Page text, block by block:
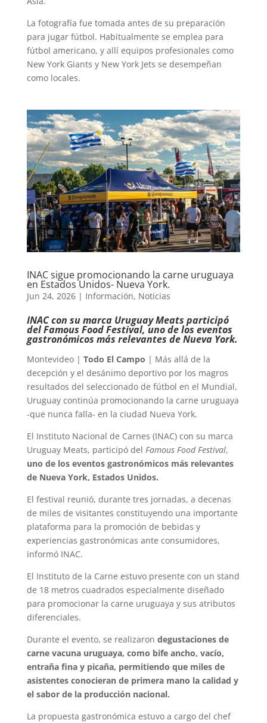
La fotografía fue tomada antes de su preparación
para jugar fútbol. Habitualmente se emplea para
fútbol americano, y allí equipos profesionales como
New York Giants y New York Jets se desempeñan
como locales.
INAC sigue promocionando la carne uruguaya
en Estados Unidos- Nueva York.
Jun 24, 2026| Información, Noticias
INAC con su marca Uruguay Meats participó
del Famous Food Festival, uno de los eventos
gastronómicos más relevantes de Nueva York.
Montevideo | Todo El Campo | Más allá de la
decepción y el desánimo deportivo por los magros
resultados del seleccionado de fútbol en el Mundial,
Uruguay continúa promocionando la carne uruguaya
-que nunca falla- en la ciudad Nueva York.
El Instituto Nacional de Carnes (INAC) con su marca
Uruguay Meats, participó del Famous Food Festival,
uno de los eventos gastronómicos más relevantes
de Nueva York, Estados Unidos.
El festival reunió, durante tres jornadas, a decenas
de miles de visitantes constituyendo una importante
plataforma para la promoción de bebidas y
experiencias gastronómicas ante consumidores,
informó INAC.
El Instituto de la Carne estuvo presente con un stand
de 18 metros cuadrados especialmente diseñado
para promocionar la carne uruguaya y sus atributos
diferenciales.
Durante el evento, se realizaron degustaciones de
carne vacuna uruguaya, como bife ancho, vacío,
entraña fina y picaña, permitiendo que miles de
asistentes conocieran de primera mano la calidad y
el sabor de la producción nacional.
La propuesta gastronómica estuvo a cargo del chef